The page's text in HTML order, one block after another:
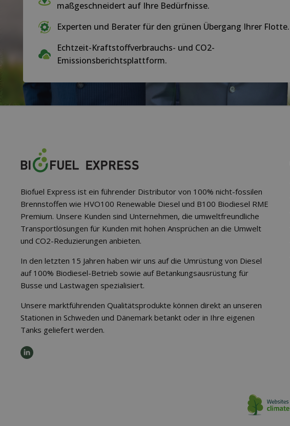
maßgeschneidert auf Ihre Bedürfnisse.
Experten und Berater für den grünen Übergang Ihrer Flotte.
Echtzeit-Kraftstoffverbrauchs- und CO2-
Emissionsberichtsplattform.
Biofuel Express ist ein führender Distributor von 100% nicht-fossilen
Brennstoffen wie HVO100 Renewable Diesel und B100 Biodiesel RME
Premium. Unsere Kunden sind Unternehmen, die umweltfreundliche
Transportlösungen für Kunden mit hohen Ansprüchen an die Umwelt
und CO2-Reduzierungen anbieten.
In den letzten 15 Jahren haben wir uns auf die Umrüstung von Diesel
auf 100% Biodiesel-Betrieb sowie auf Betankungsausrüstung für
Busse und Lastwagen spezialisiert.
Unsere marktführenden Qualitätsprodukte können direkt an unseren
Stationen in Schweden und Dänemark betankt oder in Ihre eigenen
Tanks geliefert werden.